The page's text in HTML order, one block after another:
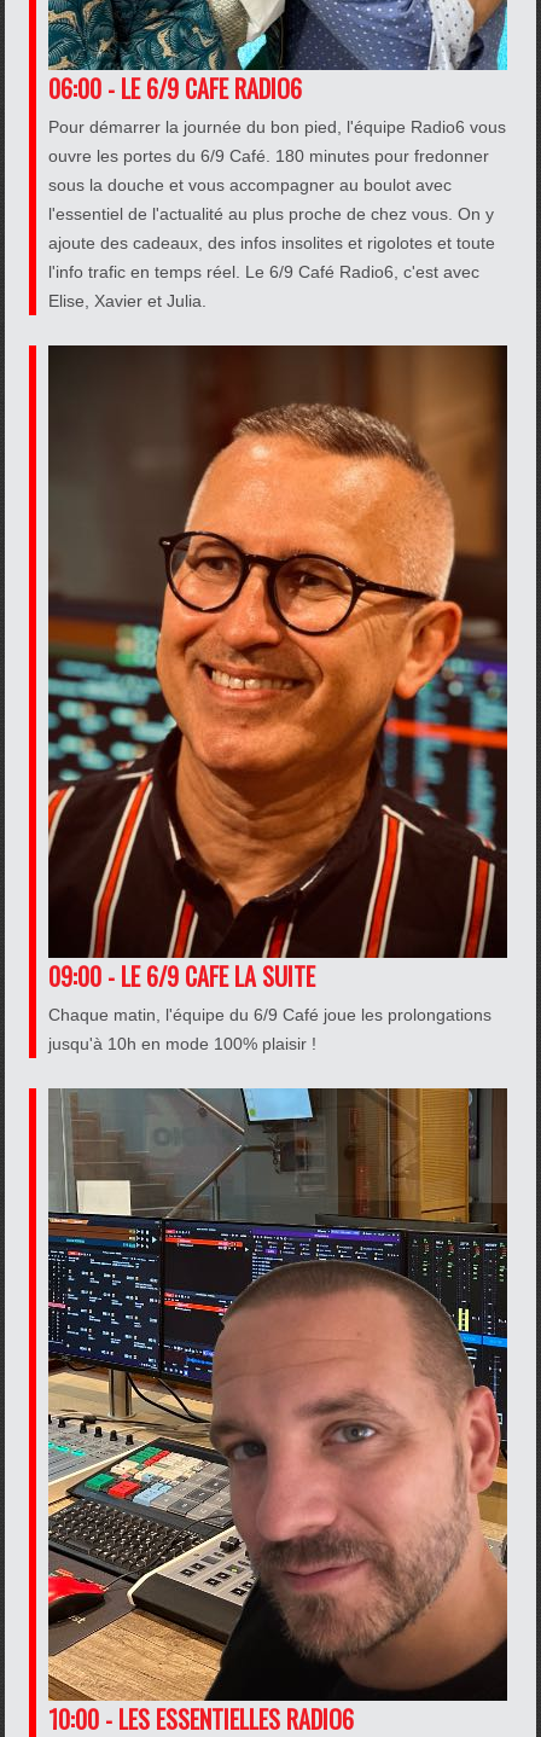
06:00 - LE 6/9 CAFE RADIO6
Pour démarrer la journée du bon pied, l'équipe Radio6 vous
ouvre les portes du 6/9 Café. 180 minutes pour fredonner
sous la douche et vous accompagner au boulot avec
l'essentiel de l'actualité au plus proche de chez vous. On y
ajoute des cadeaux, des infos insolites et rigolotes et toute
l'info trafic en temps réel. Le 6/9 Café Radio6, c'est avec
Elise, Xavier et Julia.
09:00 - LE 6/9 CAFE LA SUITE
Chaque matin, l'équipe du 6/9 Café joue les prolongations
jusqu'à 10h en mode 100% plaisir !
10:00 - LES ESSENTIELLES RADIO6